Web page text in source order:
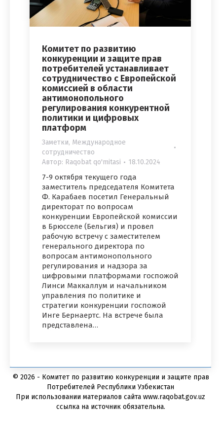
Комитет по развитию
конкуренции и защите прав
потребителей устанавливает
сотрудничество с Европейской
комиссией в области
антимонопольного
регулирования конкурентной
политики и цифровых
платформ
Заметки, Международное
сотрудничество
Автор: Raqobat qo'mitasi 18.10.2024
7-9 октября текущего года
заместитель председателя Комитета
Ф. Карабаев посетил Генеральный
директорат по вопросам
конкуренции Европейской комиссии
в Брюсселе (Бельгия) и провел
рабочую встречу с заместителем
генерального директора по
вопросам антимонопольного
регулирования и надзора за
цифровыми платформами госпожой
Линси Маккаллум и начальником
управления по политике и
стратегии конкуренции госпожой
Инге Бернаертс. На встрече была
представлена…
© 2026 - Комитет по развитию конкуренции и защите прав
Потребителей Республики Узбекистан
При использовании материалов сайта www.raqobat.gov.uz
ссылка на источник обязательна.